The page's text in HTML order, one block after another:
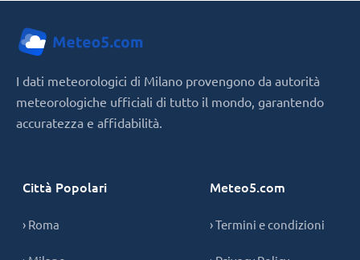
I dati meteorologici di Milano provengono da autorità
meteorologiche ufficiali di tutto il mondo, garantendo
accuratezza e affidabilità.
Città Popolari
› Roma
Meteo5.com
› Termini e condizioni